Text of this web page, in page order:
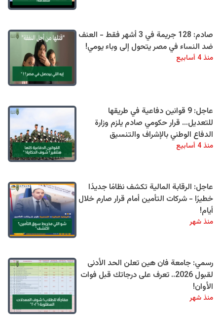
صادم: 128 جريمة في 3 أشهر فقط - العنف
ضد النساء في مصر يتحول إلى وباء يومي!
منذ 4 أسابيع
عاجل: 9 قوانين دفاعية في طريقها
للتعديل… قرار حكومي صادم يلزم وزارة
الدفاع الوطني بالإشراف والتنسيق
منذ 4 أسابيع
عاجل: الرقابة المالية تكشف نظامًا جديدًا
خطيرًا - شركات التأمين أمام قرار صارم خلال
أيام!
منذ شهر
رسمي: جامعة فان هين تعلن الحد الأدنى
لقبول 2026.. تعرف على درجاتك قبل فوات
الأوان!
منذ شهر